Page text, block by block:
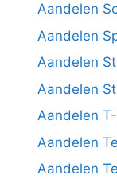
Aandelen
Aandelen
Aandelen
Aandelen
Aandelen
Aandelen
Aandelen